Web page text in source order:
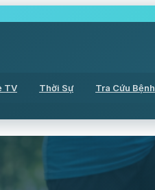
TV Thời Sự Tra Cứu Bệnh